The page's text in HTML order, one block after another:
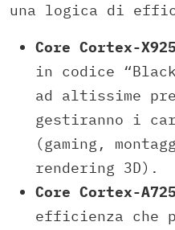
una logica di
Core Cortex-
in codice
ad altissime
gestiranno i
(gaming,
rendering 3D).
Core Cortex-
efficienza che